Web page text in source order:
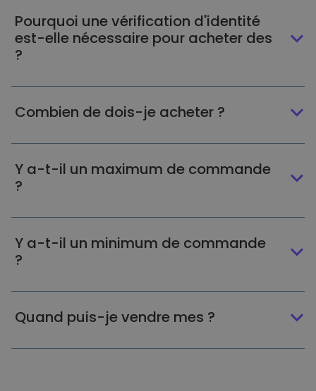
Pourquoi une vérification d'identité
est-elle nécessaire pour acheter des
?
Combien de dois-je acheter ?
Y a-t-il un maximum de commande
?
Y a-t-il un minimum de commande
?
Quand puis-je vendre mes ?